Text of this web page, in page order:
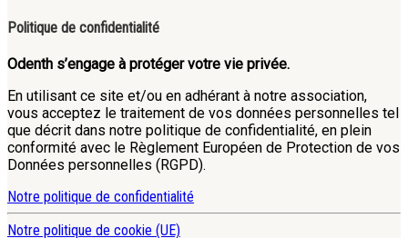
Politique de confidentialité
Odenth s’engage à protéger votre vie privée.
En utilisant ce site et/ou en adhérant à notre association,
vous acceptez le traitement de vos données personnelles tel
que décrit dans notre politique de confidentialité, en plein
conformité avec le Règlement Européen de Protection de vos
Données personnelles (RGPD).
Notre politique de confidentialité
Notre politique de cookie (UE)